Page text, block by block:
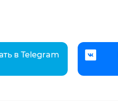
в Telegram